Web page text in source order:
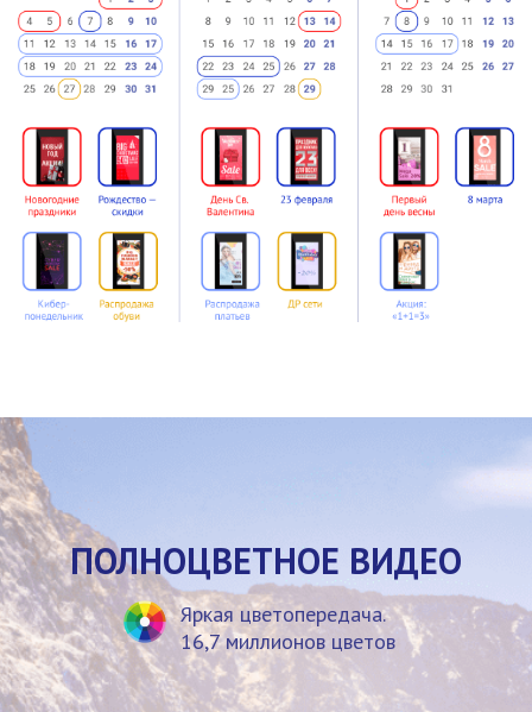
ПОЛНОЦВЕТНОЕ ВИДЕО
Яркая цветопередача.
16,7 миллионов цветов